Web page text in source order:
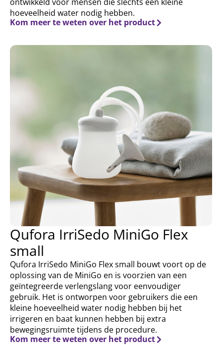
hoeveelheid water nodig hebben.
Kom meer te weten over het product
Qufora IrriSedo MiniGo Flex
small
Qufora IrriSedo MiniGo Flex small bouwt voort op de
oplossing van de MiniGo en is voorzien van een
geïntegreerde verlengslang voor eenvoudiger
gebruik. Het is ontworpen voor gebruikers die een
kleine hoeveelheid water nodig hebben bij het
irrigeren en baat kunnen hebben bij extra
bewegingsruimte tijdens de procedure.
Kom meer te weten over het product